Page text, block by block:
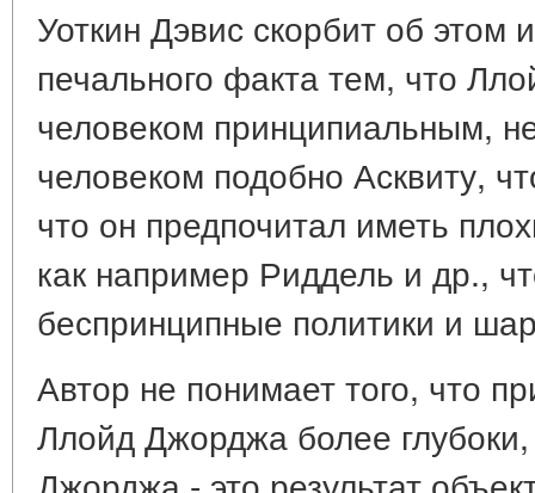
Уоткин Дэвис скорбит об этом
печального факта тем, что
человеком принципиальным,
человеком подобно Асквиту,
что он предпочитал иметь
как например Риддель и др.,
беспринципные политики и
Автор не понимает того, что
Ллойд Джорджа более